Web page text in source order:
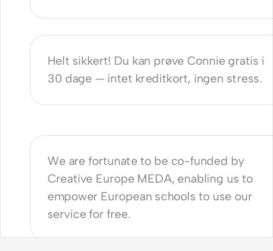
Helt sikkert! Du kan prøve Connie gratis i
30 dage — intet kreditkort, ingen stress.
We are fortunate to be co-funded by
Creative Europe MEDA, enabling us to
empower European schools to use our
service for free.